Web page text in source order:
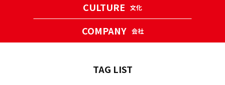
CULTURE 文化
COMPANY 会社
TAG LIST